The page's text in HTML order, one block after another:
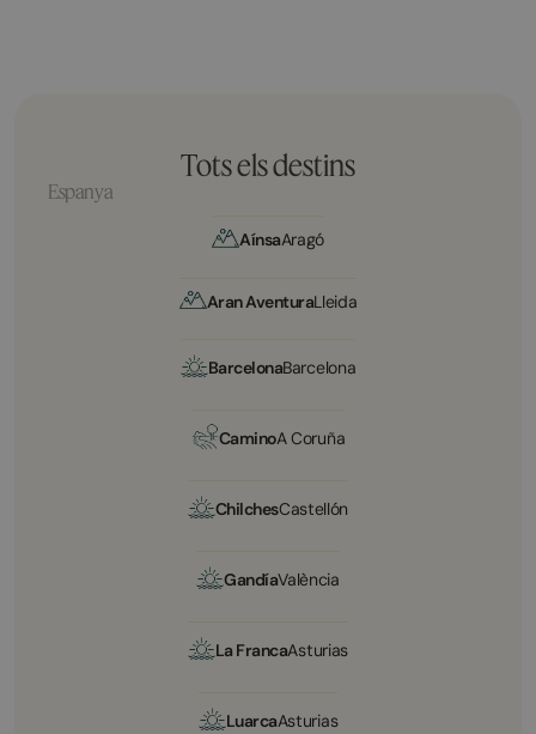
Tots els destins
Espanya
AínsaAragó
Aran AventuraLleida
BarcelonaBarcelona
CaminoA Coruña
ChilchesCastellón
GandíaValència
La FrancaAsturias
LuarcaAsturias